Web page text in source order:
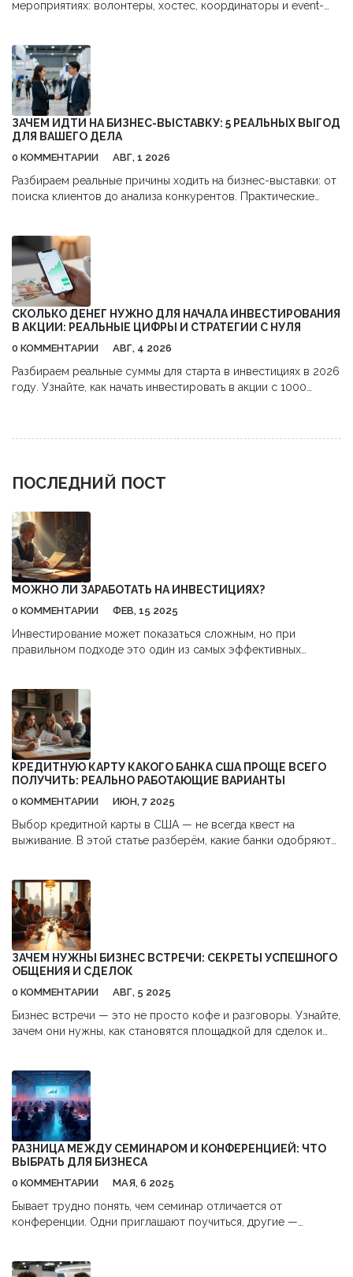
мероприятиях: волонтеры, хостес, координаторы и event-
ЗАЧЕМ ИДТИ НА БИЗНЕС-ВЫСТАВКУ: 5 РЕАЛЬНЫХ ВЫГОД
ДЛЯ ВАШЕГО ДЕЛА
0 КОММЕНТАРИИ АВГ, 1 2026
Разбираем реальные причины ходить на бизнес-выставки: от
поиска клиентов до анализа конкурентов. Практические
СКОЛЬКО ДЕНЕГ НУЖНО ДЛЯ НАЧАЛА ИНВЕСТИРОВАНИЯ
В АКЦИИ: РЕАЛЬНЫЕ ЦИФРЫ И СТРАТЕГИИ С НУЛЯ
0 КОММЕНТАРИИ АВГ, 4 2026
Разбираем реальные суммы для старта в инвестициях в 2026
году. Узнайте, как начать инвестировать в акции с 1000
ПОСЛЕДНИЙ ПОСТ
МОЖНО ЛИ ЗАРАБОТАТЬ НА ИНВЕСТИЦИЯХ?
0 КОММЕНТАРИИ ФЕВ, 15 2025
Инвестирование может показаться сложным, но при
правильном подходе это один из самых эффективных
какие стратегии реально принесут доход. Поговорим о
предостережениях и полезных советах, чтобы ваша
инвестиционная деятельность стала успешной. Не
пропустите возможность узнать, как вложить средства с
умом и без лишних потерь.
КРЕДИТНУЮ КАРТУ КАКОГО БАНКА США ПРОЩЕ ВСЕГО
ПОЛУЧИТЬ: РЕАЛЬНО РАБОТАЮЩИЕ ВАРИАНТЫ
0 КОММЕНТАРИИ ИЮН, 7 2025
Выбор кредитной карты в США — не всегда квест на
выживание. В этой статье разберём, какие банки одобряют
для свежих эмигрантов и объясню, почему некоторые
нюансы проще, чем кажется. Если ищете банковскую карту с
максимальными шансами на одобрение, тут собрана
выжимка из реальных кейсов и лайфхаков.
ЗАЧЕМ НУЖНЫ БИЗНЕС ВСТРЕЧИ: СЕКРЕТЫ УСПЕШНОГО
ОБЩЕНИЯ И СДЕЛОК
0 КОММЕНТАРИИ АВГ, 5 2025
Бизнес встречи — это не просто кофе и разговоры. Узнайте,
зачем они нужны, как становятся площадкой для сделок и
РАЗНИЦА МЕЖДУ СЕМИНАРОМ И КОНФЕРЕНЦИЕЙ: ЧТО
ВЫБРАТЬ ДЛЯ БИЗНЕСА
0 КОММЕНТАРИИ МАЯ, 6 2025
Бывает трудно понять, чем семинар отличается от
конференции. Одни приглашают поучиться, другие —
—общения и новых знакомств. Приводим реальные примеры